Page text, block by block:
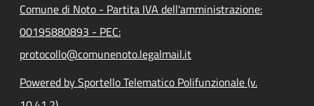
Comune di Noto - Partita IVA dell'amministrazione:
00195880893 - PEC:
protocollo@comunenoto.legalmail.it
Powered by Sportello Telematico Polifunzionale (v.